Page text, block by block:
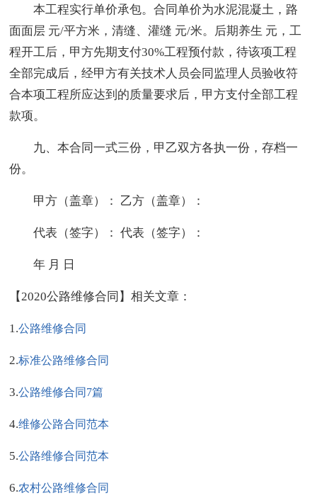
本工程实行单价承包。合同单价为水泥混凝土，路
面面层 元/平方米，清缝、灌缝 元/米。后期养生 元，工
程开工后，甲方先期支付30%工程预付款，待该项工程
全部完成后，经甲方有关技术人员会同监理人员验收符
合本项工程所应达到的质量要求后，甲方支付全部工程
款项。
九、本合同一式三份，甲乙双方各执一份，存档一
份。
甲方（盖章）： 乙方（盖章）：
代表（签字）： 代表（签字）：
年 月 日
【2020公路维修合同】相关文章：
1.公路维修合同
2.标准公路维修合同
3.公路维修合同7篇
4.维修公路合同范本
5.公路维修合同范本
6.农村公路维修合同